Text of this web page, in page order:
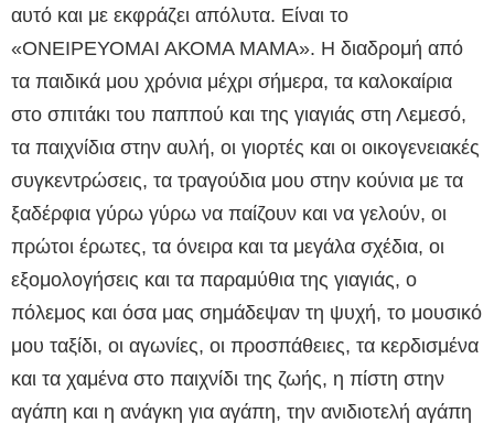
αυτό και με εκφράζει απόλυτα. Είναι το
«ΟΝΕΙΡΕΥΟΜΑΙ ΑΚΟΜΑ ΜΑΜΑ». Η διαδρομή από
τα παιδικά μου χρόνια μέχρι σήμερα, τα καλοκαίρια
στο σπιτάκι του παππού και της γιαγιάς στη Λεμεσό,
τα παιχνίδια στην αυλή, οι γιορτές και οι οικογενειακές
συγκεντρώσεις, τα τραγούδια μου στην κούνια με τα
ξαδέρφια γύρω γύρω να παίζουν και να γελούν, οι
πρώτοι έρωτες, τα όνειρα και τα μεγάλα σχέδια, οι
εξομολογήσεις και τα παραμύθια της γιαγιάς, ο
πόλεμος και όσα μας σημάδεψαν τη ψυχή, το μουσικό
μου ταξίδι, οι αγωνίες, οι προσπάθειες, τα κερδισμένα
και τα χαμένα στο παιχνίδι της ζωής, η πίστη στην
αγάπη και η ανάγκη για αγάπη, την ανιδιοτελή αγάπη